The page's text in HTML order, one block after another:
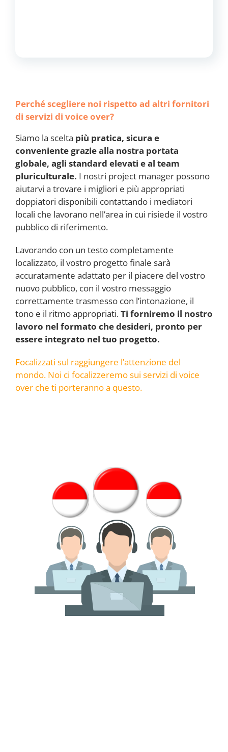
Perché scegliere noi rispetto ad altri fornitori
di servizi di voice over?
Siamo la scelta più pratica, sicura e
conveniente grazie alla nostra portata
globale, agli standard elevati e al team
pluriculturale. I nostri project manager possono
aiutarvi a trovare i migliori e più appropriati
doppiatori disponibili contattando i mediatori
locali che lavorano nell’area in cui risiede il vostro
pubblico di riferimento.
Lavorando con un testo completamente
localizzato, il vostro progetto finale sarà
accuratamente adattato per il piacere del vostro
nuovo pubblico, con il vostro messaggio
correttamente trasmesso con l’intonazione, il
tono e il ritmo appropriati.Ti forniremo il nostro
lavoro nel formato che desideri, pronto per
essere integrato nel tuo progetto.
Focalizzati sul raggiungere l’attenzione del
mondo. Noi ci focalizzeremo sui servizi di voice
over che ti porteranno a questo.